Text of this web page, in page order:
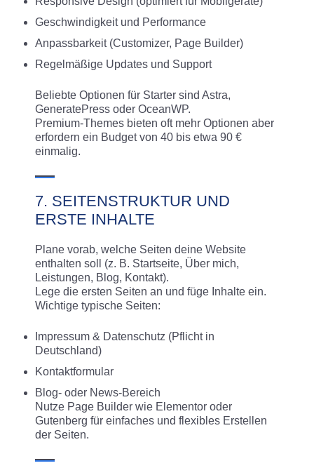
Geschwindigkeit und Performance
Anpassbarkeit (Customizer, Page Builder)
Regelmäßige Updates und Support
Beliebte Optionen für Starter sind Astra,
GeneratePress oder OceanWP.
Premium-Themes bieten oft mehr Optionen aber
erfordern ein Budget von 40 bis etwa 90 €
einmalig.
7. SEITENSTRUKTUR UND
ERSTE INHALTE
Plane vorab, welche Seiten deine Website
enthalten soll (z. B. Startseite, Über mich,
Leistungen, Blog, Kontakt).
Lege die ersten Seiten an und füge Inhalte ein.
Wichtige typische Seiten:
Impressum & Datenschutz (Pflicht in
Deutschland)
Kontaktformular
Blog- oder News-Bereich
Nutze Page Builder wie Elementor oder
Gutenberg für einfaches und flexibles Erstellen
der Seiten.